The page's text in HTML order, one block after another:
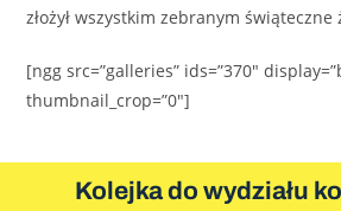
złożył wszystkim zebranym świąteczne
[ngg src=”galleries” ids=”370″
thumbnail_crop=”0″]
Kolejka do wydziału